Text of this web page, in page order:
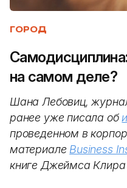
ГОРОД
на самом деле?
Шана Лебовиц,
ранее уже писала об
проведенном в
материале Business
книге Джеймса